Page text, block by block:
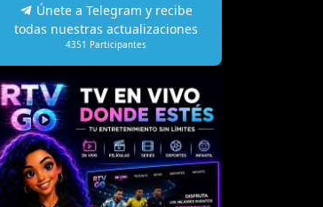
Únete a Telegram y recibe
todas nuestras actualizaciones
4351 Participantes